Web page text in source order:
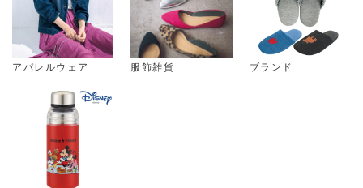
アパレルウェア 服飾雑貨 ブランド